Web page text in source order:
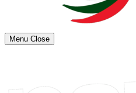
Menu Close